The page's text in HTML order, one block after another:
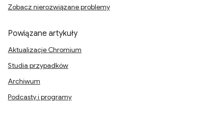
Zobacz nierozwiązane problemy
Powiązane artykuły
Aktualizacje Chromium
Studia przypadków
Archiwum
Podcasty i programy